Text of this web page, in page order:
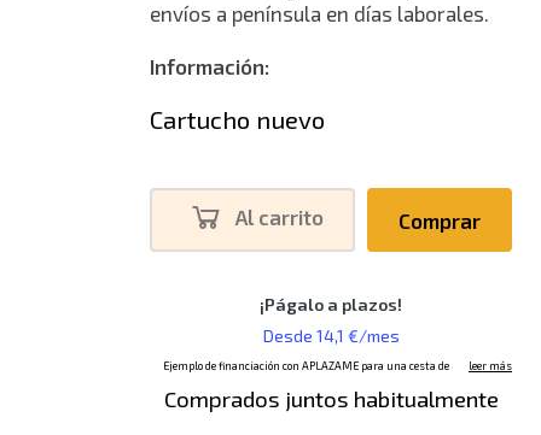
envíos a península en días laborales.
Información:
Cartucho nuevo
Al carrito Comprar
Comprados juntos habitualmente